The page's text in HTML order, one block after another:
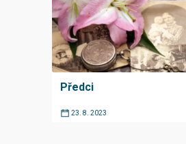
Předci
23. 8. 2023